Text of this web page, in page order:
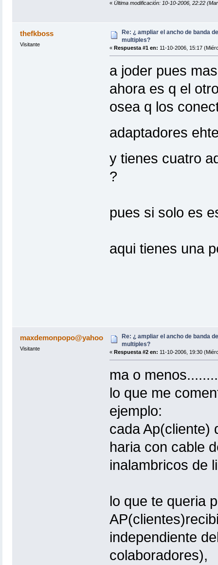
« Última modificación: 10-10-2006, 22:22
thefkboss
Visitante
Re: ¿ ampliar el ancho de banda
multiples?
« Respuesta #1 en: 11-10-2006, 15:17
a joder pues
ahora es q el
osea q los
adaptadores
y tienes cuatro
?
pues si solo es
aqui tienes una
maxdemonpopo@yahoo
Visitante
Re: ¿ ampliar el ancho de banda
multiples?
« Respuesta #2 en: 11-10-2006, 19:30
ma o
lo que me
ejemplo:
cada Ap(cliente)
haria con cable
inalambricos de
lo que te queria
independiente
colaboradores),